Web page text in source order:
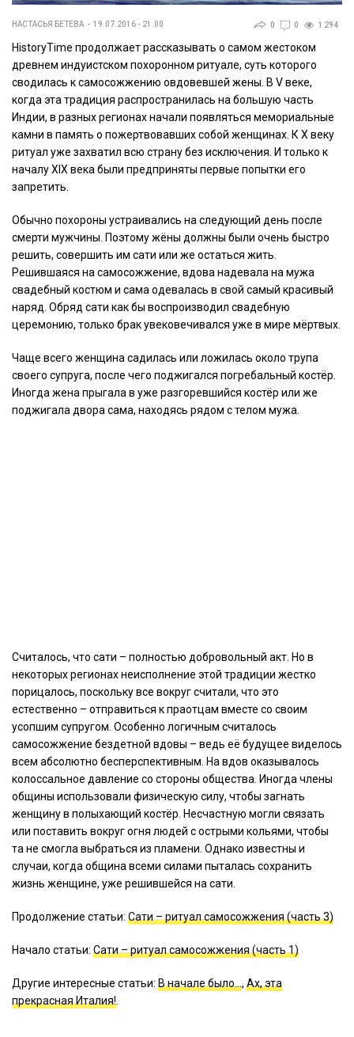
НАСТАСЬЯ БЕТЕВА 19.07.2016 - 21:00 0 0 1 294
HistoryTime продолжает рассказывать о самом жестоком
древнем индуистском похоронном ритуале, суть которого
сводилась к самосожжению овдовевшей жены. В V веке,
когда эта традиция распространилась на большую часть
Индии, в разных регионах начали появляться мемориальные
камни в память о пожертвовавших собой женщинах. К X веку
ритуал уже захватил всю страну без исключения. И только к
началу XIX века были предприняты первые попытки его
запретить.
Обычно похороны устраивались на следующий день после
смерти мужчины. Поэтому жёны должны были очень быстро
решить, совершить им сати или же остаться жить.
Решившаяся на самосожжение, вдова надевала на мужа
свадебный костюм и сама одевалась в свой самый красивый
наряд. Обряд сати как бы воспроизводил свадебную
церемонию, только брак увековечивался уже в мире мёртвых.
Чаще всего женщина садилась или ложилась около трупа
своего супруга, после чего поджигался погребальный костёр.
Иногда жена прыгала в уже разгоревшийся костёр или же
поджигала двора сама, находясь рядом с телом мужа.
Считалось, что сати – полностью добровольный акт. Но в
некоторых регионах неисполнение этой традиции жестко
порицалось, поскольку все вокруг считали, что это
естественно – отправиться к праотцам вместе со своим
усопшим супругом. Особенно логичным считалось
самосожжение бездетной вдовы – ведь её будущее виделось
всем абсолютно бесперспективным. На вдов оказывалось
колоссальное давление со стороны общества. Иногда члены
общины использовали физическую силу, чтобы загнать
женщину в полыхающий костёр. Несчастную могли связать
или поставить вокруг огня людей с острыми кольями, чтобы
та не смогла выбраться из пламени. Однако известны и
случаи, когда община всеми силами пыталась сохранить
жизнь женщине, уже решившейся на сати.
Продолжение статьи: Сати – ритуал самосожжения (часть 3)
Начало статьи: Сати – ритуал самосожжения (часть 1)
Другие интересные статьи: В начале было…, Ах, эта
прекрасная Италия!